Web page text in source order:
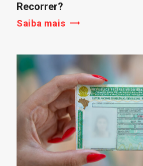
Recorrer?
Saiba mais